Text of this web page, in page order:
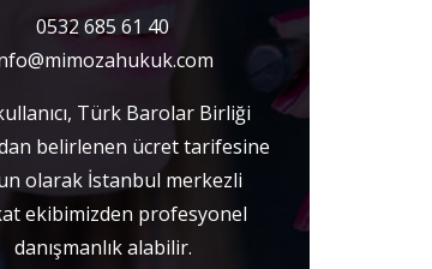
0532 685 61 40
Türk Barolar Birliği
belirlenen ücret tarifesine
olarak İstanbul merkezli
ekibimizden profesyonel
danışmanlık alabilir.